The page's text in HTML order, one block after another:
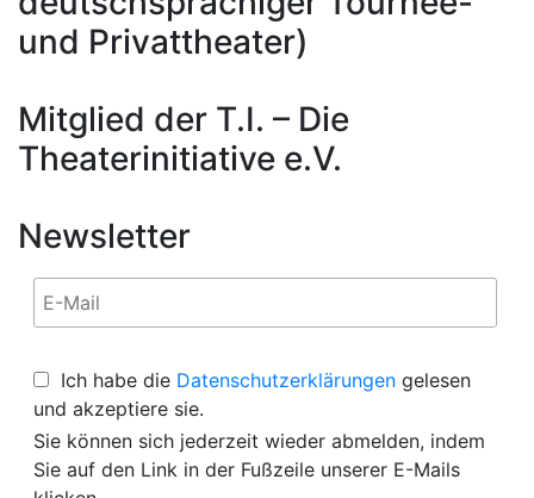
und Privattheater)
Mitglied der T.I. – Die
Theaterinitiative e.V.
Newsletter
Ich habe die Datenschutzerklärungengelesen
und akzeptiere sie.
Sie können sich jederzeit wieder abmelden, indem
Sie auf den Link in der Fußzeile unserer E-Mails